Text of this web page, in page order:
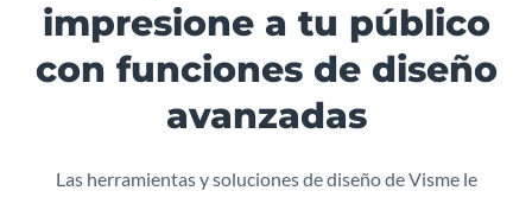
impresione a tu público
con funciones de diseño
avanzadas
Las herramientas y soluciones de diseño de Visme le